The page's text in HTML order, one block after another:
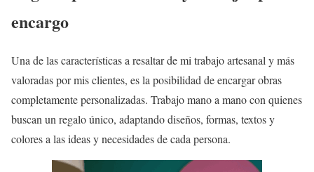
encargo
Una de las características a resaltar de mi trabajo artesanal y más
valoradas por mis clientes, es la posibilidad de encargar obras
completamente personalizadas. Trabajo mano a mano con quienes
buscan un regalo único, adaptando diseños, formas, textos y
colores a las ideas y necesidades de cada persona.